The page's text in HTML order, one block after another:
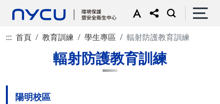
::: 首頁 教育訓練 學生專區 輻射防護教育訓練
輻射防護教育訓練
陽明校區